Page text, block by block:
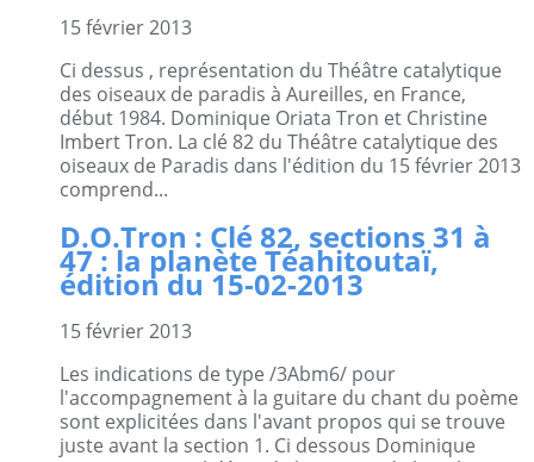
15 février 2013
Ci dessus , représentation du Théâtre catalytique
des oiseaux de paradis à Aureilles, en France,
début 1984. Dominique Oriata Tron et Christine
Imbert Tron. La clé 82 du Théâtre catalytique des
oiseaux de Paradis dans l'édition du 15 février 2013
comprend...
D.O.Tron : Clé 82, sections 31 à
47 : la planète Téahitoutaï,
édition du 15-02-2013
15 février 2013
Les indications de type /3Abm6/ pour
l'accompagnement à la guitare du chant du poème
sont explicitées dans l'avant propos qui se trouve
juste avant la section 1. Ci dessous Dominique